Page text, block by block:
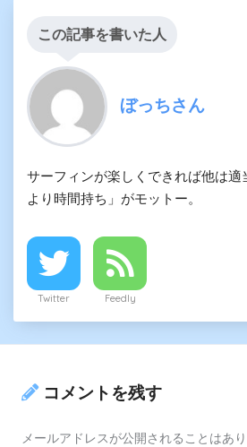
この記事を書いた人
ぼっちさん
サーフィンが楽しくできれば他は適
より時間持ち」がモットー。
Twitter Feedly
コメントを残す
メールアドレスが公開されることはあり